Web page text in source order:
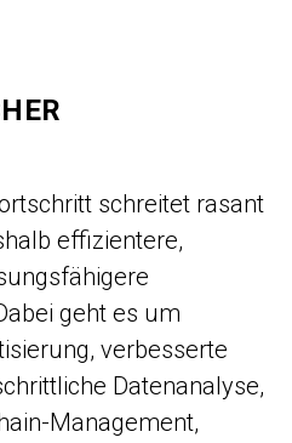
schreitet rasant
effizientere,
geht es um
verbesserte
Datenanalyse,
Management,